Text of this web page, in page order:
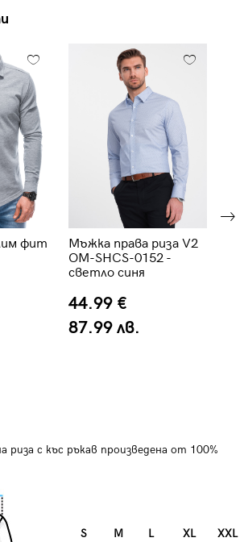
фит
Мъжка права риза V2
OM-SHCS-0152 -
светло синя
44.99 €
87.99 лв.
риза с къс ръкав произведена от 100%
S M L XL
XXL